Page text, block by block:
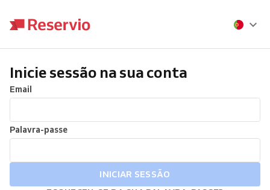
Inicie sessão na sua conta
Email
Palavra-passe
INICIAR SESSÃO